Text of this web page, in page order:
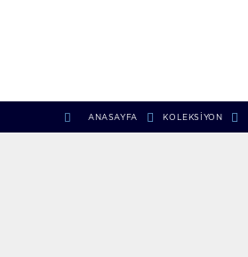
ANASAYFA KOLEKSIYON